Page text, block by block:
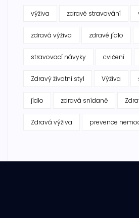
výživa zdravé stravování
zdravá výživa zdravé jídlo
stravovací návyky cvičení
Zdravý životní styl Výživa
jídlo zdravá snídaně
Zdravá výživa prevence